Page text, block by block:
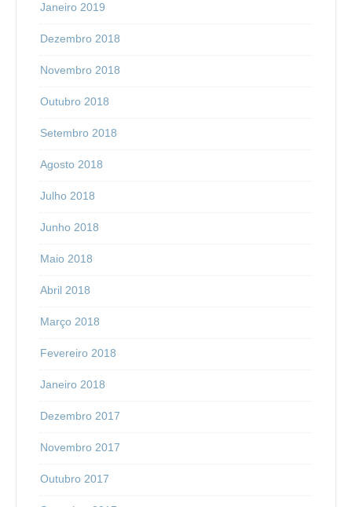
Janeiro 2019
Dezembro 2018
Novembro 2018
Outubro 2018
Setembro 2018
Agosto 2018
Julho 2018
Junho 2018
Maio 2018
Abril 2018
Março 2018
Fevereiro 2018
Janeiro 2018
Dezembro 2017
Novembro 2017
Outubro 2017